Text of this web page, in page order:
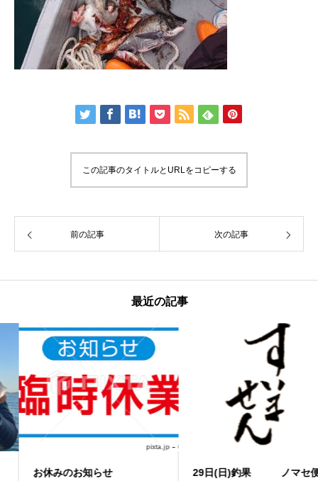
この記事のタイトルとURLをコピーする
前の記事 次の記事
最近の記事
お休みのお知らせ 29日(日)釣果 ノマセ便